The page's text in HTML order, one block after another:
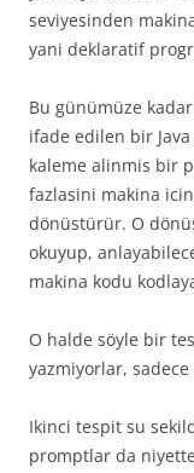
seviyesinden
yani deklaratif
Bu günümüze
ifade edilen bir
kaleme alinmis bir
fazlasini makina
dönüstürür. O
okuyup,
makina kodu
O halde söyle bir
yazmiyorlar,
Ikinci tespit su
promptlar da